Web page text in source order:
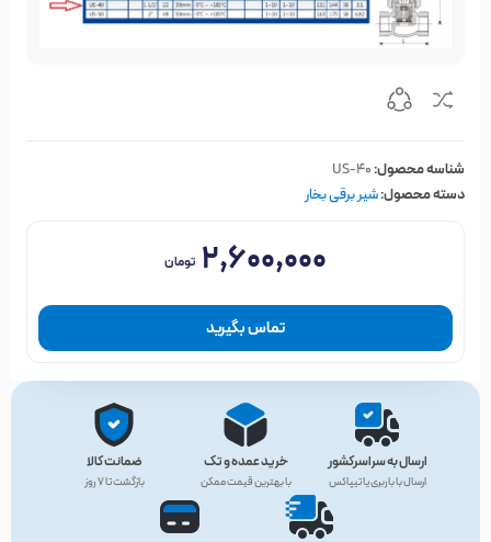
شناسه محصول:US-40
دسته محصول:شیر برقی بخار
۲,۶۰۰,۰۰۰ تومان
تماس بگیرید
ارسال به سراسرکشور
ارسال با باربری یا تیپاکس
خرید عمده و تک
با بهترین قیمت ممکن
ضمانت کالا
بازگشت تا ۷ روز